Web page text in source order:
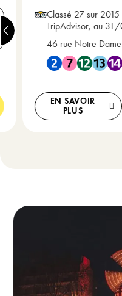
, Metro 14 , RER A , RER E
les contacts
nous : +33(0) 1 42 85
Classé 27 sur 2015
TripAdvisor, au
46 rue Notre
Proche du Metro 2
EN SAVOIR
PLUS